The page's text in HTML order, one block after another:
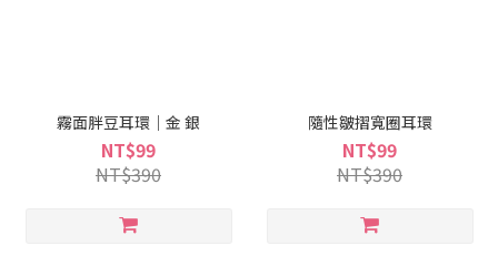
霧面胖豆耳環｜金 銀
NT$99
NT$390
隨性皺摺寬圈耳環
NT$99
NT$390